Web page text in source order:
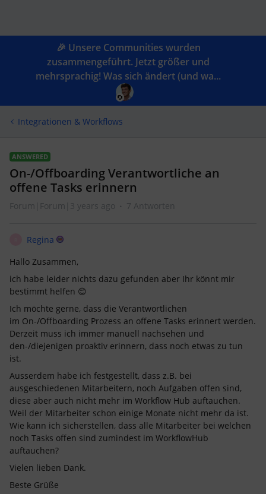
🎉 Unsere Communities wurden
zusammengeführt. Jetzt größer und
mehrsprachig! Was sich ändert (und wa...
Integrationen & Workflows
ANSWERED
On-/Offboarding Verantwortliche an
offene Tasks erinnern
Forum|Forum|3 years ago 7 Antworten
Regina
Hallo Zusammen,
ich habe leider nichts dazu gefunden aber Ihr könnt mir
bestimmt helfen 😊
Ich möchte gerne, dass die Verantwortlichen
im On-/Offboarding Prozess an offene Tasks erinnert werden.
Derzeit muss ich immer manuell nachsehen und
den-/diejenigen proaktiv erinnern, dass noch etwas zu tun
ist.
Ausserdem habe ich festgestellt, dass z.B. bei
ausgeschiedenen Mitarbeitern, noch Aufgaben offen sind,
diese aber auch nicht mehr im Workflow Hub auftauchen.
Weil der Mitarbeiter schon einige Monate nicht mehr da ist.
Wie kann ich sicherstellen, dass alle Mitarbeiter bei welchen
noch Tasks offen sind zumindest im WorkflowHub
auftauchen?
Vielen lieben Dank.
Beste Grüße